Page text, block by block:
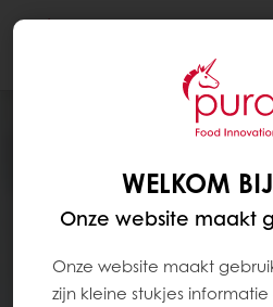
WELKOM
Onze website maakt
Onze website maakt
zijn kleine stukjes